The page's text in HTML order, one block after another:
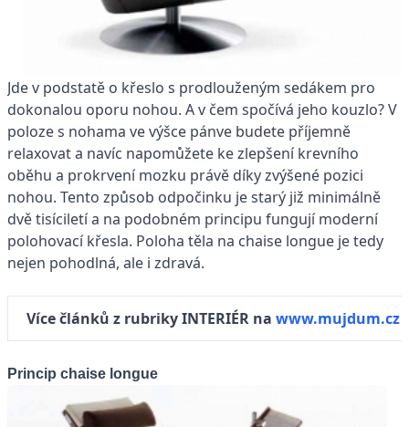
Jde v podstatě o křeslo s prodlouženým sedákem pro
dokonalou oporu nohou. A v čem spočívá jeho kouzlo? V
poloze s nohama ve výšce pánve budete příjemně
relaxovat a navíc napomůžete ke zlepšení krevního
oběhu a prokrvení mozku právě díky zvýšené pozici
nohou. Tento způsob odpočinku je starý již minimálně
dvě tisíciletí a na podobném principu fungují moderní
polohovací křesla. Poloha těla na chaise longue je tedy
nejen pohodlná, ale i zdravá.
Více článků z rubriky INTERIÉR na www.mujdum.cz
Princip chaise longue